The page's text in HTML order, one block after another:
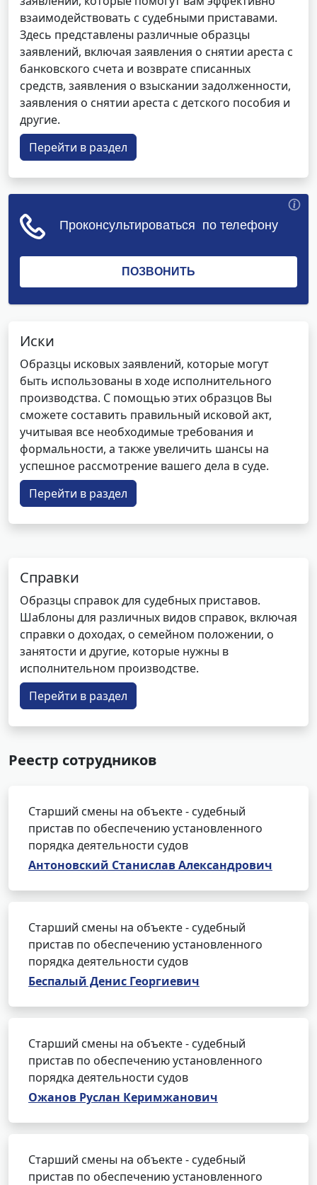
взаимодействовать с судебными приставами.
Здесь представлены различные образцы
заявлений, включая заявления о снятии ареста с
банковского счета и возврате списанных
средств, заявления о взыскании задолженности,
заявления о снятии ареста с детского пособия и
другие.
Перейти в раздел
Иски
Образцы исковых заявлений, которые могут
быть использованы в ходе исполнительного
производства. С помощью этих образцов Вы
сможете составить правильный исковой акт,
учитывая все необходимые требования и
формальности, а также увеличить шансы на
успешное рассмотрение вашего дела в суде.
Перейти в раздел
Справки
Образцы справок для судебных приставов.
Шаблоны для различных видов справок, включая
справки о доходах, о семейном положении, о
занятости и другие, которые нужны в
исполнительном производстве.
Перейти в раздел
Реестр сотрудников
Старший смены на объекте - судебный
пристав по обеспечению установленного
порядка деятельности судов
Антоновский Станислав Александрович
Старший смены на объекте - судебный
пристав по обеспечению установленного
порядка деятельности судов
Беспалый Денис Георгиевич
Старший смены на объекте - судебный
пристав по обеспечению установленного
порядка деятельности судов
Ожанов Руслан Керимжанович
Старший смены на объекте - судебный
пристав по обеспечению установленного